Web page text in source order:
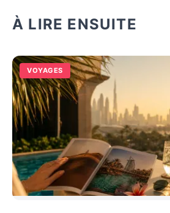
À LIRE ENSUITE
VOYAGES